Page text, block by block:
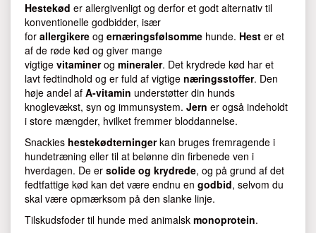
Hestekød er allergivenligt og derfor et godt alternativ til
konventionelle godbidder, især
for allergikere og ernæringsfølsomme hunde. Hest er et
af de røde kød og giver mange
vigtige vitaminerog mineraler. Det krydrede kød har et
lavt fedtindhold og er fuld af vigtige næringsstoffer. Den
høje andel af A-vitamin understøtter din hunds
knoglevækst, syn og immunsystem. Jern er også indeholdt
i store mængder, hvilket fremmer bloddannelse.
Snackies hestekødterningerkan bruges fremragende i
hundetræning eller til at belønne din firbenede ven i
hverdagen. De er solide og krydrede, og på grund af det
fedtfattige kød kan det være endnu en godbid, selvom du
skal være opmærksom på den slanke linje.
Tilskudsfoder til hunde med animalsk monoprotein.